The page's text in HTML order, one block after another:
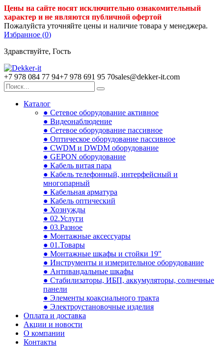
Цены на сайте носят исключительно ознакомительный
характер и не являются публичной офертой
Пожалуйста уточняйте цены и наличие товара у менеджера.
Избранное (0)
Здравствуйте, Гость
+7 978 084 77 94+7 978 691 95 70sales@dekker-it.com
Каталог
● Сетевое оборудование активное
● Видеонаблюдение
● Сетевое оборудование пассивное
● Оптическое оборудование пассивное
● CWDM и DWDM оборудование
● GEPON оборудование
● Кабель витая пара
● Кабель телефонный, интерфейсный и
многопарный
● Кабельная арматура
● Кабель оптический
● Хознужды
● 02.Услуги
● 03.Разное
● Монтажные аксессуары
● 01.Товары
● Монтажные шкафы и стойки 19"
● Инструменты и измерительное оборудование
● Антивандальные шкафы
● Стабилизаторы, ИБП, аккумуляторы, солнечные
панели
● Элементы коаксиального тракта
● Электроустановочные изделия
Оплата и доставка
Акции и новости
О компании
Контакты